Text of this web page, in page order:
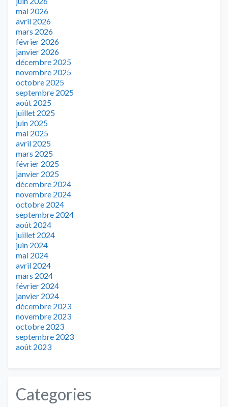
mai 2026
avril 2026
mars 2026
février 2026
janvier 2026
décembre 2025
novembre 2025
octobre 2025
septembre 2025
août 2025
juillet 2025
juin 2025
mai 2025
avril 2025
mars 2025
février 2025
janvier 2025
décembre 2024
novembre 2024
octobre 2024
septembre 2024
août 2024
juillet 2024
juin 2024
mai 2024
avril 2024
mars 2024
février 2024
janvier 2024
décembre 2023
novembre 2023
octobre 2023
septembre 2023
août 2023
Categories